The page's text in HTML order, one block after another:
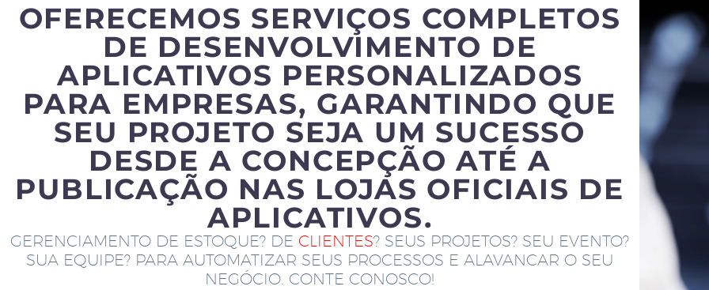
OFERECEMOS SERVIÇOS COMPLETOS
DE DESENVOLVIMENTO DE
APLICATIVOS PERSONALIZADOS
PARA EMPRESAS, GARANTINDO QUE
SEU PROJETO SEJA UM SUCESSO
DESDE A CONCEPÇÃO ATÉ A
PUBLICAÇÃO NAS LOJAS OFICIAIS DE
APLICATIVOS.
GERENCIAMENTO DE ESTOQUE? DE CLIENTES? SEUS PROJETOS? SEU EVENTO?
SUA EQUIPE? PARA AUTOMATIZAR SEUS PROCESSOS E ALAVANCAR O SEU
NEGÓCIO. CONTE CONOSCO!